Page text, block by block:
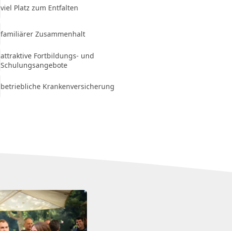
viel Platz zum Entfalten
familiärer Zusammenhalt
attraktive Fortbildungs- und
Schulungsangebote
betriebliche Krankenversicherung